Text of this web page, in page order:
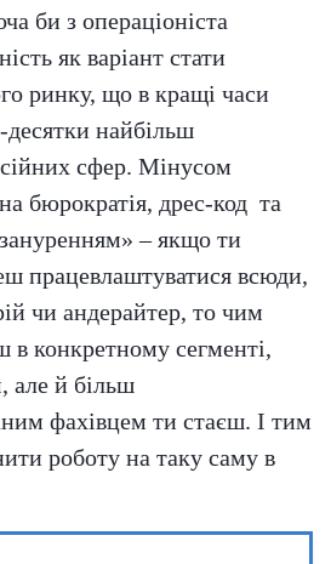
би з операціоніста
як варіант стати
ринку, що в кращі часи
десятки найбільш
сфер. Мінусом
бюрократія, дрес-код та
– якщо ти
працевлаштуватися всюди,
чи андерайтер, то чим
конкретному сегменті,
але й більш
фахівцем ти стаєш. І тим
роботу на таку саму в